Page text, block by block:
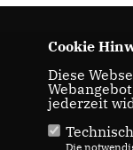
Cookie
Diese
jederzeit
Die